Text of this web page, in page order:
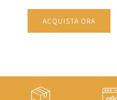
ACQUISTA ORA